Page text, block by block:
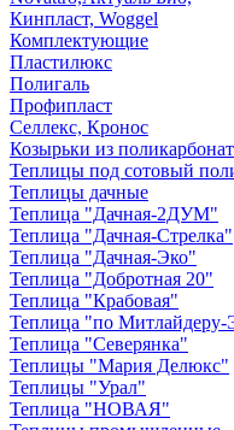
Кинпласт, Woggel
Комплектующие
Пластилюкс
Полигаль
Профипласт
Селлекс, Кронос
Козырьки из
Теплицы под сотовый
Теплицы дачные
Теплица "Дачная-2ДУМ"
Теплица "Дачная-Стрелка"
Теплица "Дачная-Эко"
Теплица "Добротная 20"
Теплица "Крабовая"
Теплица "по Митлайдеру-
Теплица "Северянка"
Теплицы "Мария Делюкс"
Теплицы "Урал"
Теплица "НОВАЯ"